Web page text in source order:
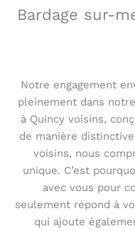
Bardage sur-
Notre engagement
pleinement dans
à Quincy voisins,
de manière
voisins, nous
unique. C’est
avec vous pour
seulement répond à
qui ajoute